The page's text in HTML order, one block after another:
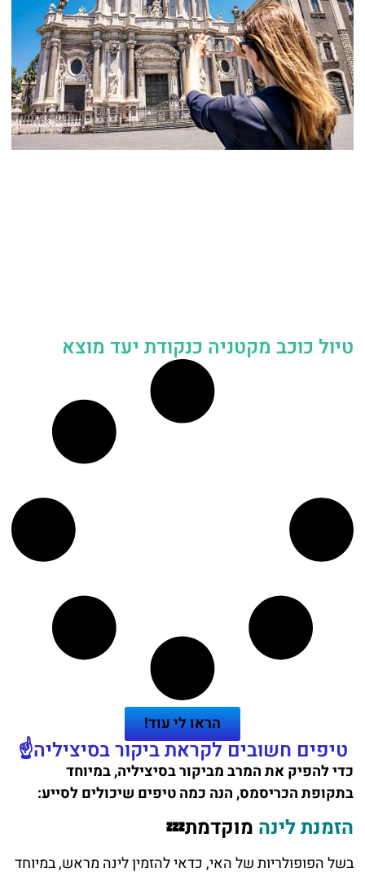
טיול כוכב מקטניה כנקודת יעד מוצא
הראו לי עוד!
טיפים חשובים לקראת ביקור בסיציליה☝️
כדי להפיק את המרב מביקור בסיציליה, במיוחד
בתקופת הכריסמס, הנה כמה טיפים שיכולים לסייע:
הזמנת לינה מוקדמת💤
בשל הפופולריות של האי, כדאי להזמין לינה מראש, במיוחד